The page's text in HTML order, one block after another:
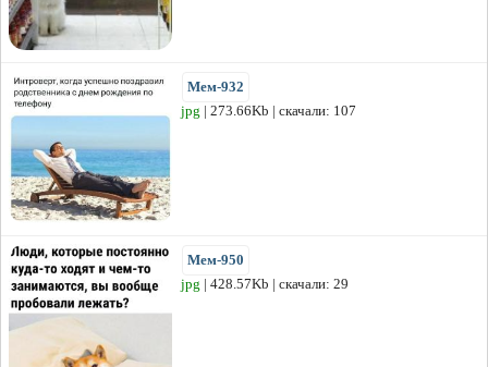
Мем-932
jpg | 273.66Kb | скачали: 107
Мем-950
jpg | 428.57Kb | скачали: 29